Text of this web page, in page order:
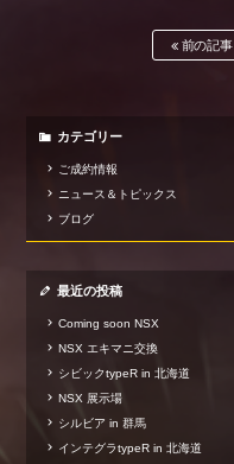
前の記事
カテゴリー
ご成約情報
ニュース＆トピックス
ブログ
最近の投稿
Coming soon NSX
NSX エキマニ交換
シビックtypeR in 北海道
NSX 展示場
シルビア in 群馬
インテグラtypeR in 北海道